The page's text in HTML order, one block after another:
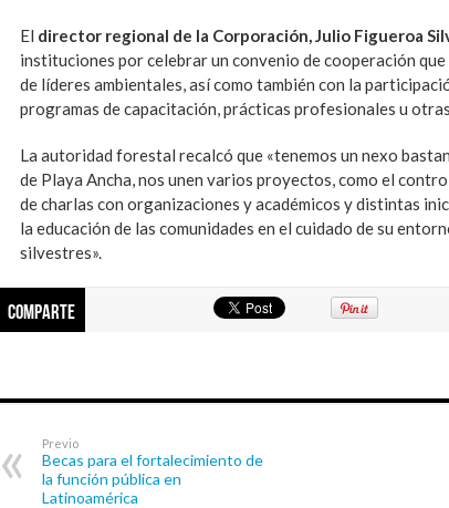
El director regional de la Corporación, Julio Figueroa
instituciones por celebrar un convenio de cooperación
de líderes ambientales, así como también con la
programas de capacitación, prácticas profesionales u
La autoridad forestal recalcó que «tenemos un nexo
de Playa Ancha, nos unen varios proyectos, como el
de charlas con organizaciones y académicos y distintas
la educación de las comunidades en el cuidado de su
silvestres».
Comparte
Previo
Becas para el fortalecimiento de
la función pública en
Latinoamérica